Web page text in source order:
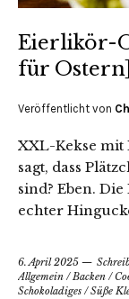
Eierlikör-
für Ostern]
Veröffentlicht von
XXL-Kekse
sagt, dass
sind? Eben.
echter
6. April 2025
Allgemein /Backen /
Schokoladiges /Süße